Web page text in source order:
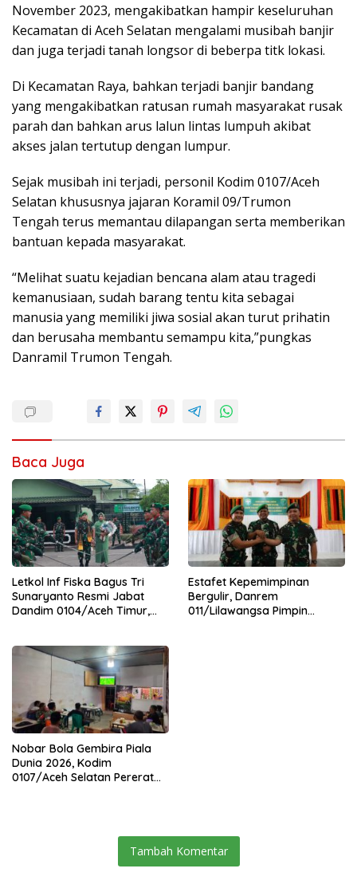
November 2023, mengakibatkan hampir keseluruhan
Kecamatan di Aceh Selatan mengalami musibah banjir
dan juga terjadi tanah longsor di beberpa titk lokasi.
Di Kecamatan Raya, bahkan terjadi banjir bandang
yang mengakibatkan ratusan rumah masyarakat rusak
parah dan bahkan arus lalun lintas lumpuh akibat
akses jalan tertutup dengan lumpur.
Sejak musibah ini terjadi, personil Kodim 0107/Aceh
Selatan khususnya jajaran Koramil 09/Trumon
Tengah terus memantau dilapangan serta memberikan
bantuan kepada masyarakat.
“Melihat suatu kejadian bencana alam atau tragedi
kemanusiaan, sudah barang tentu kita sebagai
manusia yang memiliki jiwa sosial akan turut prihatin
dan berusaha membantu semampu kita,”pungkas
Danramil Trumon Tengah.
Baca Juga
Letkol Inf Fiska Bagus Tri
Sunaryanto Resmi Jabat
Dandim 0104/Aceh Timur,
0104/Atim
Estafet Kepemimpinan
Bergulir, Danrem
011/Lilawangsa Pimpin
Nobar Bola Gembira Piala
Dunia 2026, Kodim
0107/Aceh Selatan Pererat
Tambah Komentar